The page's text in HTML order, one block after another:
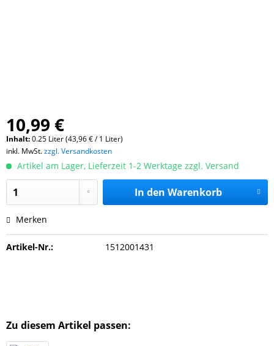
10,99 €
Inhalt:0.25 Liter (43,96 € / 1 Liter)
inkl. MwSt.zzgl. Versandkosten
Artikel am Lager, Lieferzeit 1-2 Werktage zzgl. Versand
In den Warenkorb
Merken
Artikel-Nr.: 1512001431
Zu diesem Artikel passen: